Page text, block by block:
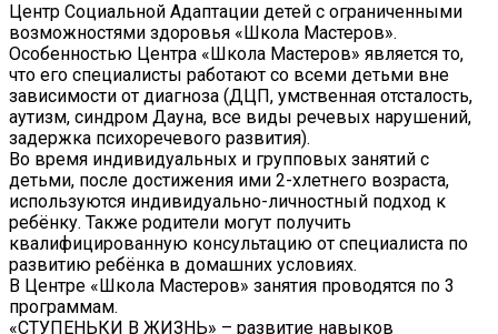
Центр Социальной Адаптации детей с ограниченными
возможностями здоровья «Школа Мастеров».
Особенностью Центра «Школа Мастеров» является то,
что его специалисты работают со всеми детьми вне
зависимости от диагноза (ДЦП, умственная отсталость,
аутизм, синдром Дауна, все виды речевых нарушений,
задержка психоречевого развития).
Во время индивидуальных и групповых занятий с
детьми, после достижения ими 2-хлетнего возраста,
используются индивидуально-личностный подход к
ребёнку. Также родители могут получить
квалифицированную консультацию от специалиста по
развитию ребёнка в домашних условиях.
В Центре «Школа Мастеров» занятия проводятся по 3
программам.
«СТУПЕНЬКИ В ЖИЗНЬ» – развитие навыков